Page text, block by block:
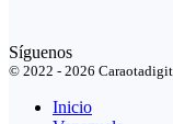
Síguenos
© 2022 - 2026
Inicio